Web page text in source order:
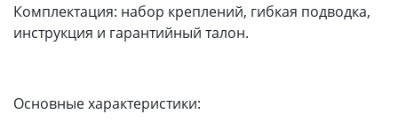
Комплектация: набор креплений, гибкая подводка,
инструкция и гарантийный талон.
Основные характеристики: